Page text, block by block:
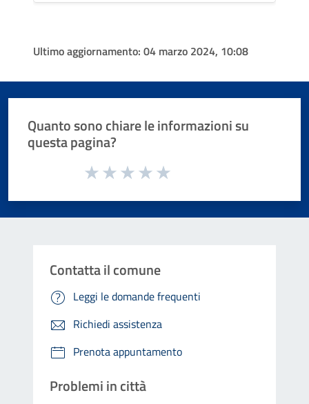
Ultimo aggiornamento: 04 marzo 2024, 10:08
Quanto sono chiare le informazioni su
questa pagina?
Valuta da 1 a 5 stelle la pagina
Contatta il comune
Leggi le domande frequenti
Richiedi assistenza
Prenota appuntamento
Problemi in città